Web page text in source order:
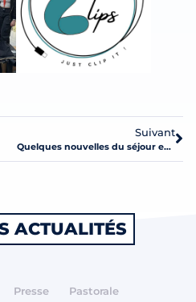
Suivant
Quelques nouvelles du séjour en Allemagne
ACTUALITÉS
Presse Pastorale